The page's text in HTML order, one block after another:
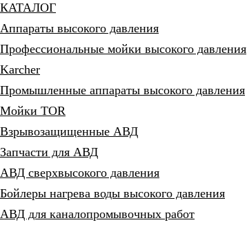
КАТАЛОГ
Аппараты высокого давления
Профессиональные мойки высокого давления
Karcher
Промышленные аппараты высокого давления
Мойки TOR
Взрывозащищенные АВД
Запчасти для АВД
АВД сверхвысокого давления
Бойлеры нагрева воды высокого давления
АВД для каналопромывочных работ